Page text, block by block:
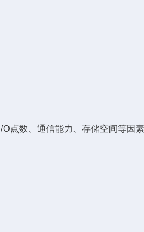
点数、通信能力、存储空间等因